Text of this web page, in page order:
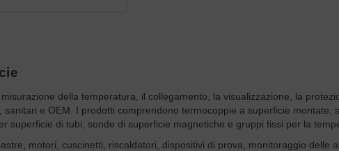
della temperatura, il collegamento, la visualizzazione, la
e OEM. I prodotti comprendono termocoppie a superficie montate,
superficie di tubi, sonde di superficie magnetiche e gruppi fissi per la
motori, cuscinetti, riscaldatori, dispositivi di prova, monitoraggio delle